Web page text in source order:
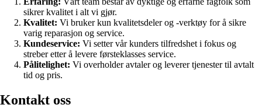
sikrer kvalitet i alt vi gjør.
Kvalitet: Vi bruker kun kvalitetsdeler og -verktøy for å sikre
varig reparasjon og service.
Kundeservice: Vi setter vår kunders tilfredshet i fokus og
streber etter å levere førsteklasses service.
Pålitelighet: Vi overholder avtaler og leverer tjenester til avtalt
tid og pris.
Kontakt oss